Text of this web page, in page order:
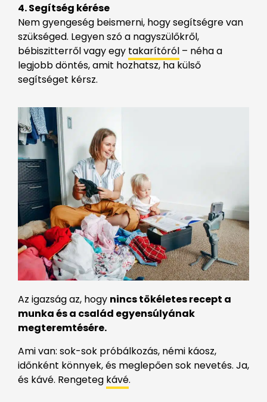
4. Segítség kérése
Nem gyengeség beismerni, hogy segítségre van
szükséged. Legyen szó a nagyszülőkről,
bébiszitterről vagy egy takarítóról – néha a
legjobb döntés, amit hozhatsz, ha külső
segítséget kérsz.
Az igazság az, hogy nincs tökéletes recept a
munka és a család egyensúlyának
megteremtésére.
Ami van: sok-sok próbálkozás, némi káosz,
időnként könnyek, és meglepően sok nevetés. Ja,
és kávé. Rengeteg kávé.